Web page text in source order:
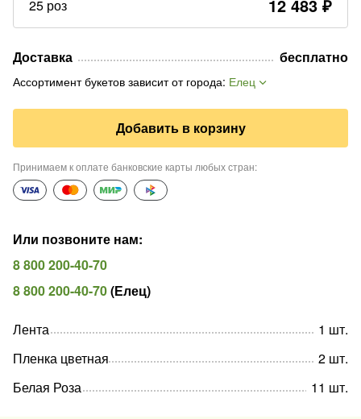
25 роз 12 483 ₽
Доставка бесплатно
Ассортимент букетов зависит от города: Елец
Добавить в корзину
Принимаем к оплате банковские карты любых стран:
Или позвоните нам:
8 800 200-40-70
8 800 200-40-70(Елец)
Лента 1 шт.
Пленка цветная
2 шт.
Белая Роза
11 шт.